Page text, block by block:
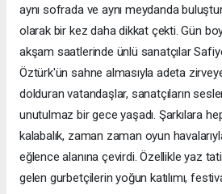
aynı sofrada ve aynı meydanda
olarak bir kez daha dikkat çekti. Gün
akşam saatlerinde ünlü sanatçılar
Öztürk'ün sahne almasıyla adeta
dolduran vatandaşlar, sanatçıların
unutulmaz bir gece yaşadı. Şarkılara
kalabalık, zaman zaman oyun
eğlence alanına çevirdi. Özellikle yaz
gelen gurbetçilerin yoğun katılımı,